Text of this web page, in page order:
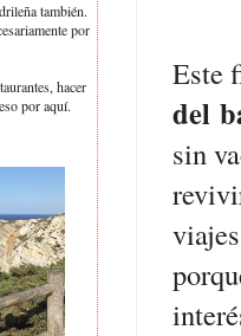
Este
del
sin
también.
por
hacer
por aquí.